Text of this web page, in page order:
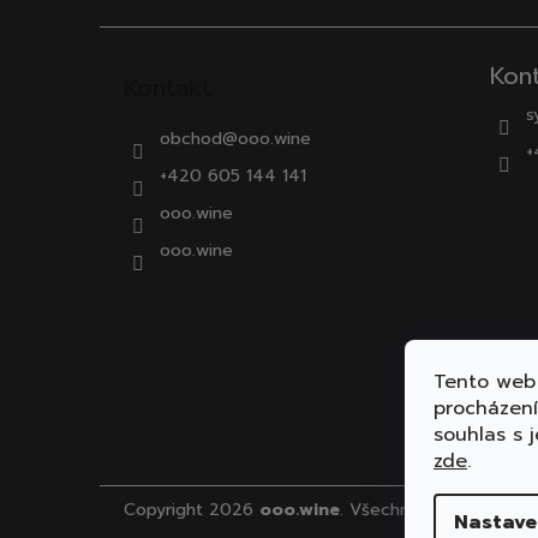
Tento
souhlas s
zde.
obchod@ooo.wine
+420 605 144 141
ooo.wine
ooo.wine
Copyright 2026 ooo.wine. Všechna práva